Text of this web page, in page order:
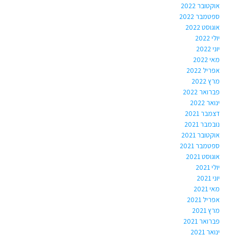
אוקטובר 2022
ספטמבר 2022
אוגוסט 2022
יולי 2022
יוני 2022
מאי 2022
אפריל 2022
מרץ 2022
פברואר 2022
ינואר 2022
דצמבר 2021
נובמבר 2021
אוקטובר 2021
ספטמבר 2021
אוגוסט 2021
יולי 2021
יוני 2021
מאי 2021
אפריל 2021
מרץ 2021
פברואר 2021
ינואר 2021